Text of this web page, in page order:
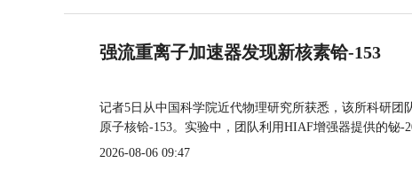
强流重离子加速器发现新核素铪-153
记者5日从中国科学院近代物理研究所获悉，该所科研
原子核铪-153。实验中，团队利用HIAF增强器提供的铋-
2026-08-06 09:47